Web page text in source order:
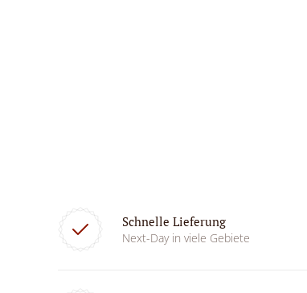
Schnelle Lieferung
Next-Day in viele Gebiete